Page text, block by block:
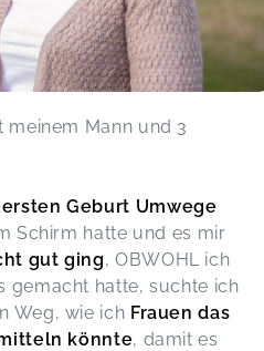
meinem Mann und 3
Geburt Umwege
Schirm hatte und es mir
gut ging, OBWOHL ich
gemacht hatte, suchte ich
Weg, wie ich Frauen das
könnte, damit es